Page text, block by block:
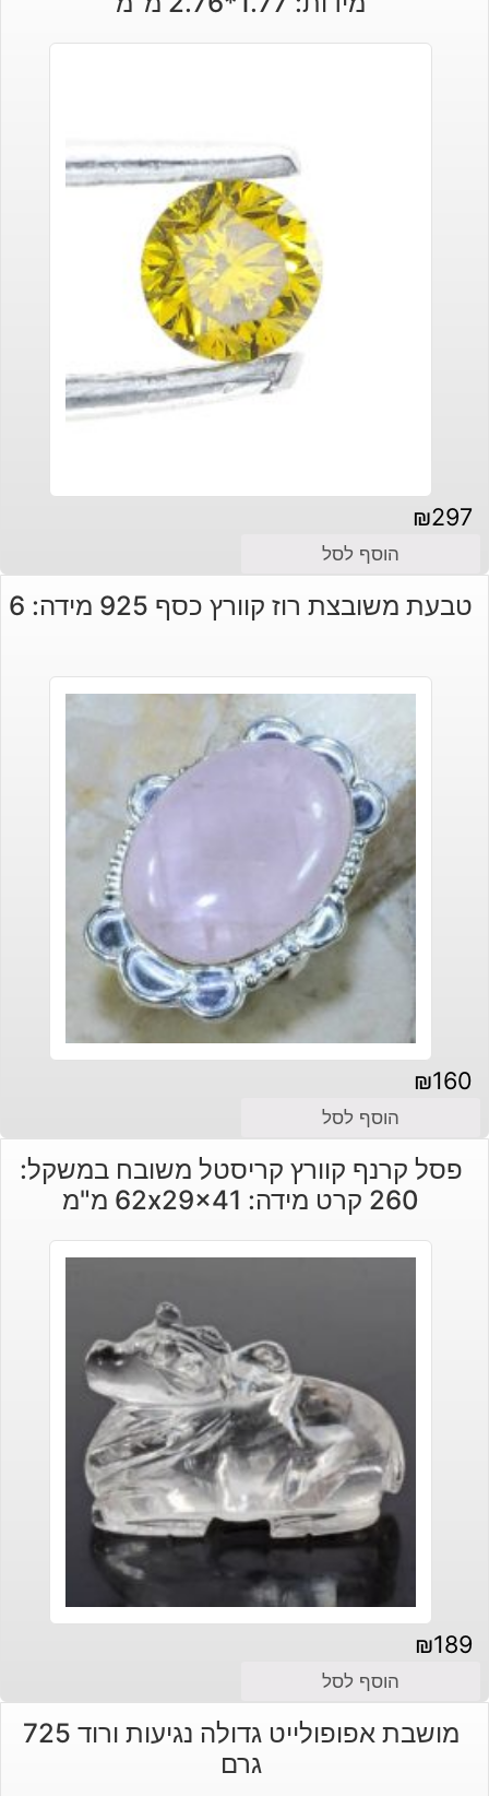
₪297
הוסף לסל
טבעת משובצת רוז קוורץ כסף 925 מידה: 6
₪160
הוסף לסל
פסל קרנף קוורץ קריסטל משובח במשקל:
260 קרט מידה: 62x29x41 מ"מ
₪189
הוסף לסל
מושבת אפופולייט גדולה נגיעות ורוד 725
גרם